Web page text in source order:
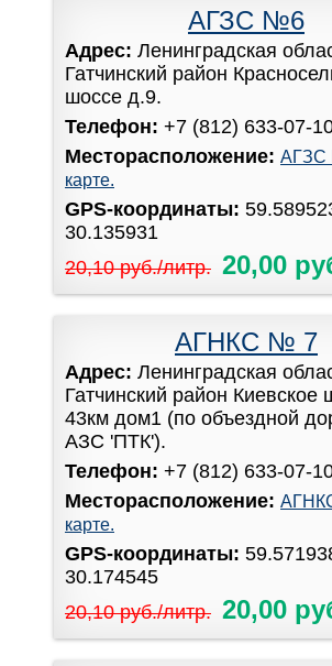
АГЗС №6
Адрес: Ленинградская
Гатчинский район
шоссе д.9.
Телефон: +7 (812) 633-07-
Месторасположение: АГЗС
карте.
GPS-координаты:
30.135931
20,10 руб./литр. 20,00
АГНКС № 7
Адрес: Ленинградская
Гатчинский район Киевское
43км дом1 (по объездной
АЗС 'ПТК').
Телефон: +7 (812) 633-07-
Месторасположение:
карте.
GPS-координаты:
30.174545
20,10 руб./литр. 20,00